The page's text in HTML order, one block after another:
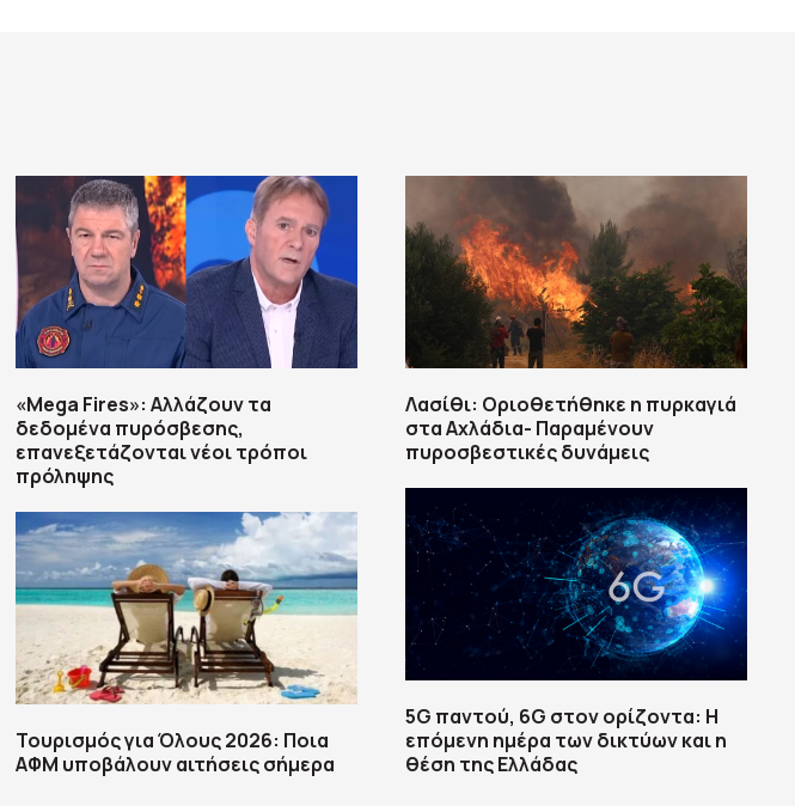
«Mega Fires»: Αλλάζουν τα
δεδομένα πυρόσβεσης,
επανεξετάζονται νέοι τρόποι
πρόληψης
Τουρισμός για Όλους 2026: Ποια
ΑΦΜ υποβάλουν αιτήσεις σήμερα
Λασίθι: Οριοθετήθηκε η πυρκαγιά
στα Αχλάδια- Παραμένουν
πυροσβεστικές δυνάμεις
5G παντού, 6G στον ορίζοντα: Η
επόμενη ημέρα των δικτύων και η
θέση της Ελλάδας